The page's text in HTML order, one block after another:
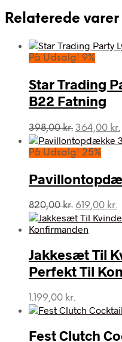
Relaterede varer
På Udsalg! 9%
Star Trading
B22 Fatning
398,00kr. Den
pris
398,00 kr..
364,00 kr.
På Udsalg! 25%
820,00kr. Den
pris
820,00 kr..
619,00 kr.
Jakkesæt Til
Perfekt Til
1.199,00 kr.
Fest Clutch